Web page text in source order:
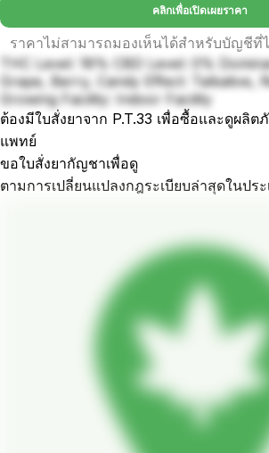
คลิกเพื่อเปิดเผยราคา
ราคาไม่สามารถมองเห็นได้สำหรับบัญชีที่
THC Level: 18% CBD Level: 0%
Grape, Berry, Candy Effect: Talkative,
Growing Facility: Indoor Facility
ต้องมีใบสั่งยาจาก P.T.33 เพื่อซื้อและดูผลิ
แพทย์
ขอใบสั่งยากัญชาเพื่อดู
ตามการเปลี่ยนแปลงกฎระเบียบล่าสุดในประ